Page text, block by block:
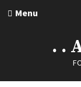
Menu
. .